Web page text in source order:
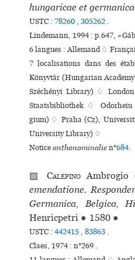
hungaricae et
USTC : 78260 , 305262 .
Lindemann, 1994 : p.647,
6 langues :Allemand ♢
7 localisations dans des
Könyvtár (Hungarian
Széchényi Library) ♢
Staatsbibliothek ♢ Odorheiu
gium) ♢ Praha (Cz),
University Library) ♢
Noticeanthonominalien°684.
▨ Calepino Ambrogio
emendatione.
Germanica, Belgica,
Henricpetri ● 1580 ●
USTC : 442415 , 83863 .
Claes, 1974 : n°269 .